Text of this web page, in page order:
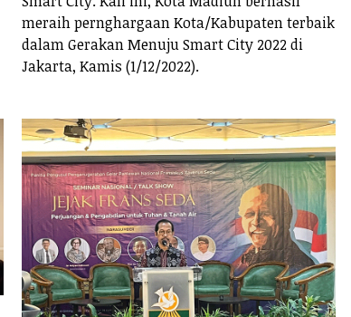
meraih pernghargaan Kota/Kabupaten terbaik
dalam Gerakan Menuju Smart City 2022 di
Jakarta, Kamis (1/12/2022).